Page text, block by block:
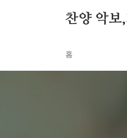
찬양 악보
홈